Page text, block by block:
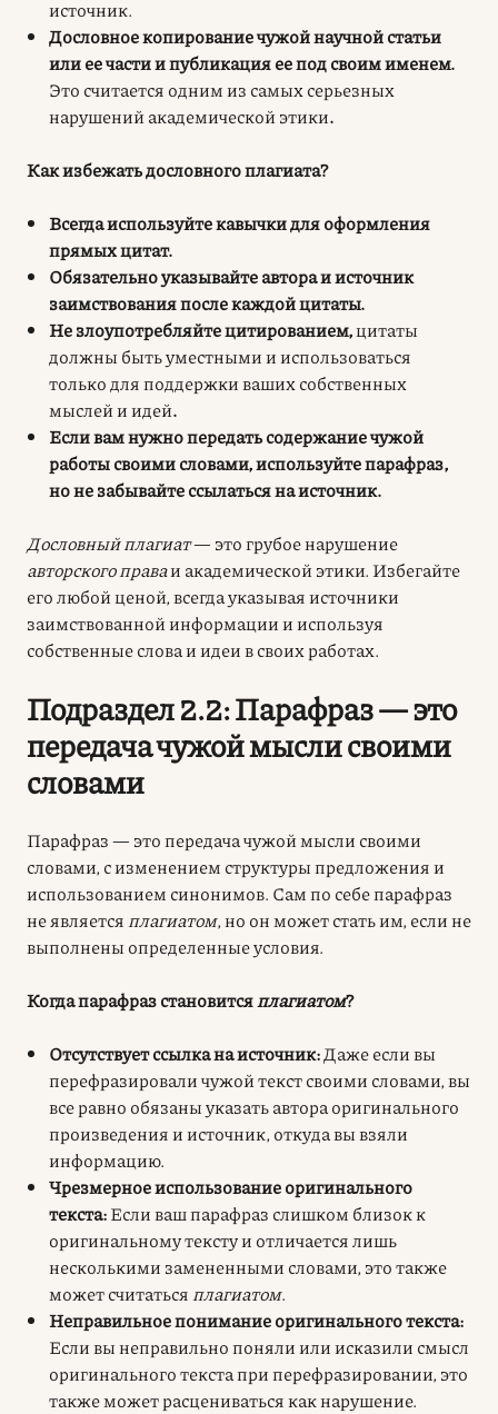
источник.
Дословное копирование чужой научной статьи
или ее части и публикация ее под своим именем.
Это считается одним из самых серьезных
нарушений академической этики.
Как избежать дословного плагиата?
Всегда используйте кавычки для оформления
прямых цитат.
Обязательно указывайте автора и источник
заимствования после каждой цитаты.
Не злоупотребляйте цитированием,цитаты
должны быть уместными и использоваться
только для поддержки ваших собственных
мыслей и идей.
Если вам нужно передать содержание чужой
работы своими словами, используйте парафраз,
но не забывайте ссылаться на источник.
Дословный плагиат— это грубое нарушение
авторского праваи академической этики. Избегайте
его любой ценой, всегда указывая источники
заимствованной информации и используя
собственные слова и идеи в своих работах.
Подраздел 2.2: Парафраз — это
передача чужой мысли своими
словами
Парафраз — это передача чужой мысли своими
словами, с изменением структуры предложения и
использованием синонимов. Сам по себе парафраз
не является плагиатом, но он может стать им, если не
выполнены определенные условия.
Когда парафраз становитсяплагиатом?
Отсутствует ссылка на источник:Даже если вы
перефразировали чужой текст своими словами, вы
все равно обязаны указать автора оригинального
произведения и источник, откуда вы взяли
информацию.
Чрезмерное использование оригинального
текста:Если ваш парафраз слишком близок к
оригинальному тексту и отличается лишь
несколькими замененными словами, это также
может считаться плагиатом.
Неправильное понимание оригинального текста:
Если вы неправильно поняли или исказили смысл
оригинального текста при перефразировании, это
также может расцениваться как нарушение.